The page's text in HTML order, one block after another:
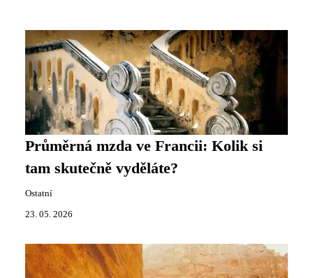
Průměrná mzda ve Francii: Kolik si
tam skutečně vyděláte?
Ostatní
23. 05. 2026